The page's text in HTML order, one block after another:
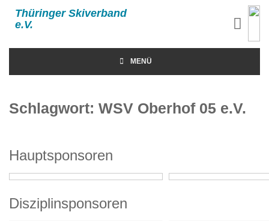
Thüringer Skiverband
e.V.
MENÜ
Schlagwort: WSV Oberhof 05 e.V.
Hauptsponsoren
Disziplinsponsoren